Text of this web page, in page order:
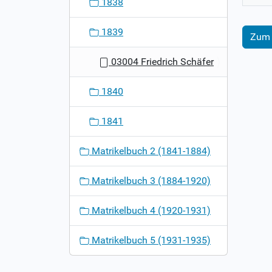
Zum
1839
03004 Friedrich Schäfer
1840
1841
Matrikelbuch 2 (1841-1884)
Matrikelbuch 3 (1884-1920)
Matrikelbuch 4 (1920-1931)
Matrikelbuch 5 (1931-1935)